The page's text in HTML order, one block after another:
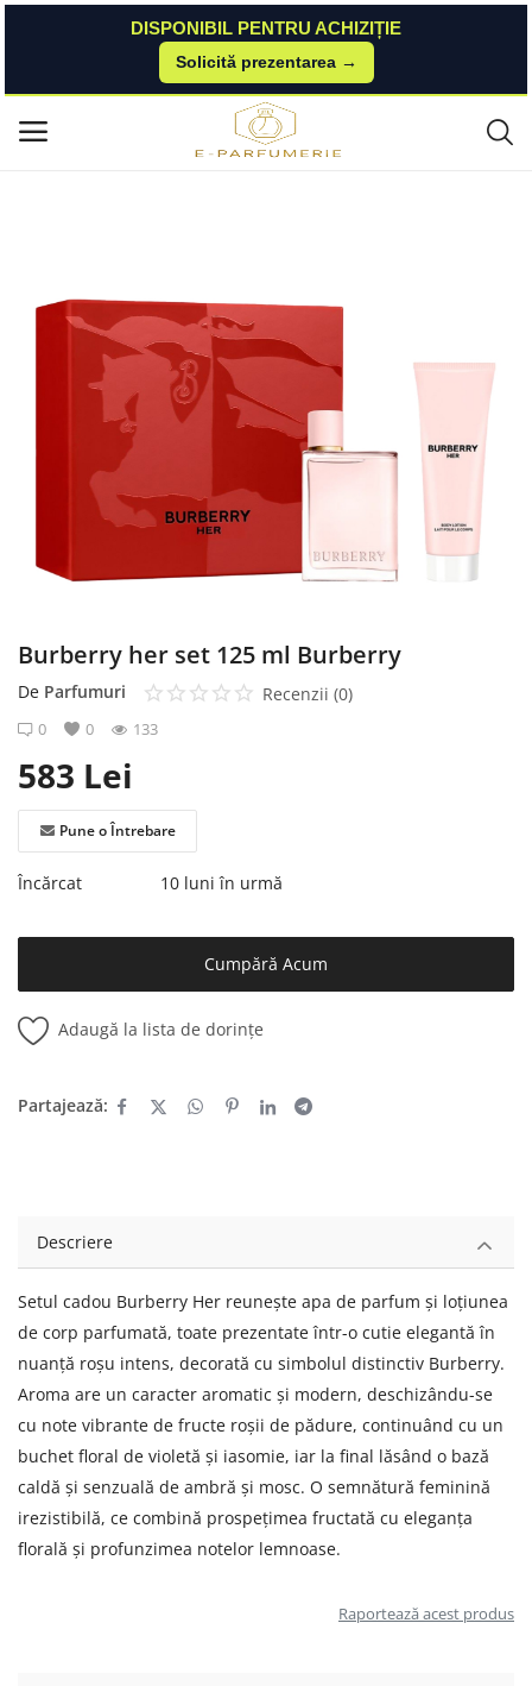
DISPONIBIL PENTRU ACHIZIȚIE
Solicită prezentarea →
Meniu principal
Listă de dorințe
Autentificare
Înregistrare
Burberry her set 125 ml Burberry
Burberry her set 125 ml Burberry
De Parfumuri Recenzii (0)
0 0 133
583 Lei
Pune o Întrebare
Încărcat 10 luni în urmă
Cumpără Acum
Adaugă la lista de dorințe
Partajează:
Descriere
Setul cadou Burberry Her reunește apa de parfum și loțiunea
de corp parfumată, toate prezentate într-o cutie elegantă în
nuanță roșu intens, decorată cu simbolul distinctiv Burberry.
Aroma are un caracter aromatic și modern, deschizându-se
cu note vibrante de fructe roșii de pădure, continuând cu un
buchet floral de violetă și iasomie, iar la final lăsând o bază
caldă și senzuală de ambră și mosc. O semnătură feminină
irezistibilă, ce combină prospețimea fructată cu eleganța
florală și profunzimea notelor lemnoase.
Raportează acest produs